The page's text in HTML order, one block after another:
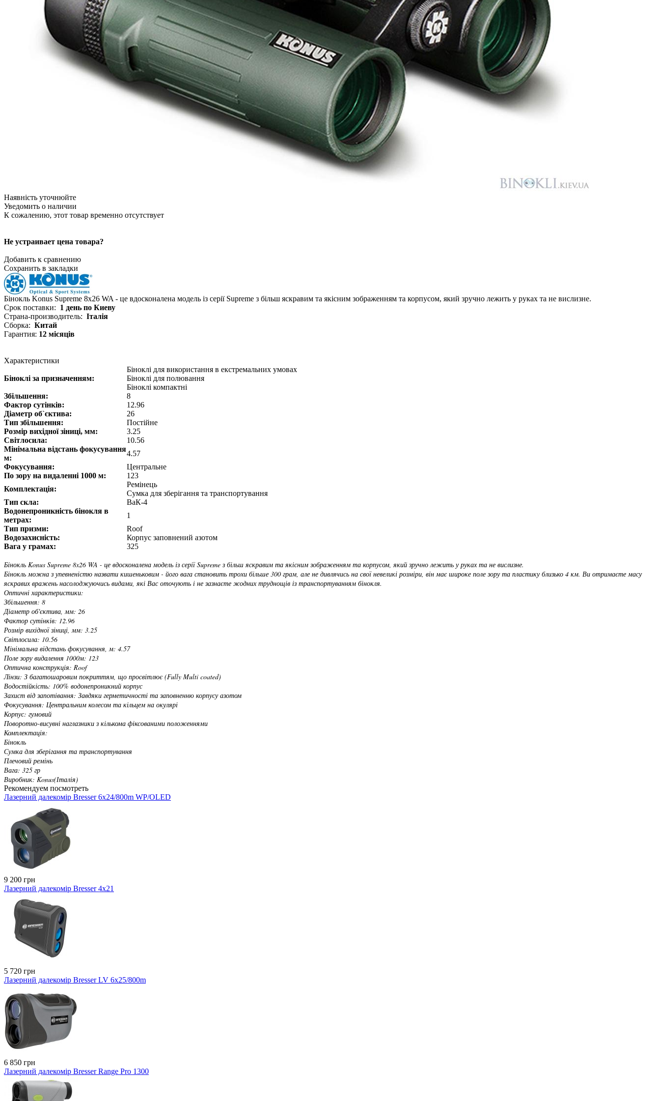
Наявність уточнюйте
Уведомить о наличии
К сожалению, этот товар временно отсутствует
Не устраивает цена товара?
Добавить к сравнению
Сохранить в закладки
Бінокль Konus Supreme 8x26 WA - це вдосконалена модель із серії Supreme з більш яскравим та якісним зображенням та корпусом, який зручно лежить у руках та не вислизне.
Срок поставки: 1 день по Киеву
Страна-производитель: Італія
Сборка: Китай
Гарантия: 12 місяців
Характеристики
Біноклі за призначенням:
Біноклі для використання в екстремальних умовах
Біноклі для полювання
Біноклі компактні
Збільшення:
8
Фактор сутінків:
12.96
Діаметр об`єктива:
26
Тип збільшення:
Постійне
Розмір вихідної зіниці, мм:
3.25
Світлосила:
10.56
Мінімальна відстань фокусування
м:
4.57
Фокусування:
Центральне
По зору на видаленні 1000 м:
123
Комплектація:
Ремінець
Сумка для зберігання та транспортування
Тип скла:
ВаК-4
Водонепроникність бінокля в
метрах:
1
Тип призми:
Roof
Водозахисність:
Корпус заповнений азотом
Вага у грамах:
325
Бінокль Konus Supreme 8x26 WA - це вдосконалена модель із серії Supreme з більш яскравим та якісним зображенням та корпусом, який зручно лежить у руках та не вислизне.
Бінокль можна з упевненістю назвати кишеньковим - його вага становить трохи більше 300 грам, але не дивлячись на свої невеликі розміри, він має широке поле зору та пластику близько 4 км. Ви отримаєте масу
яскравих вражень насолоджуючись видами, які Вас оточують і не зазнаєте жодних труднощів із транспортуванням бінокля.
Оптичні характеристики:
Збільшення: 8
Діаметр об'єктива, мм: 26
Фактор сутінків: 12.96
Розмір вихідної зіниці, мм: 3.25
Світлосила: 10.56
Мінімальна відстань фокусування, м: 4.57
Поле зору видалення 1000м: 123
Оптична конструкція: Roof
Лінзи: З багатошаровим покриттям, що просвітлює (Fully Multi coated)
Водостійкість: 100% водонепроникний корпус
Захист від запотівання: Завдяки герметичності та заповненню корпусу азотом
Фокусування: Центральним колесом та кільцем на окулярі
Корпус: гумовий
Поворотно-висувні наглазники з кількома фіксованими положеннями
Комплектація:
Бінокль
Сумка для зберігання та транспортування
Плечовий ремінь
Вага: 325 гр
Виробник: Konus(Італія)
Рекомендуем посмотреть
Лазерний далекомір Bresser 6x24/800m WP/OLED
9 200 грн
Лазерний далекомір Bresser 4x21
5 720 грн
Лазерний далекомір Bresser LV 6x25/800m
6 850 грн
Лазерний далекомір Bresser Range Pro 1300